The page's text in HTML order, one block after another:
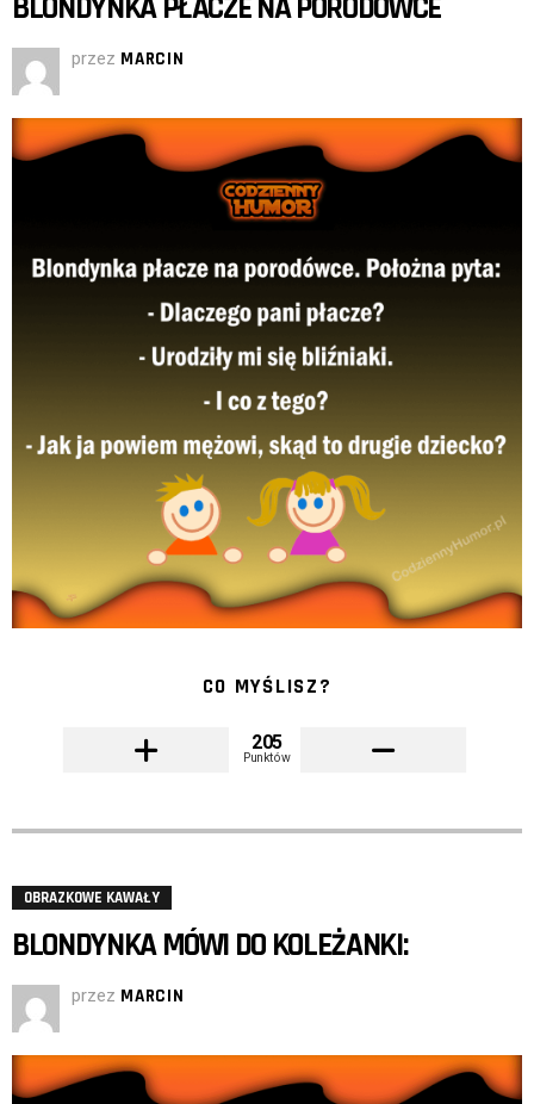
BLONDYNKA PŁACZE NA PORODÓWCE
przez MARCIN
CO MYŚLISZ?
205
Punktów
OBRAZKOWE KAWAŁY
BLONDYNKA MÓWI DO KOLEŻANKI:
przez MARCIN